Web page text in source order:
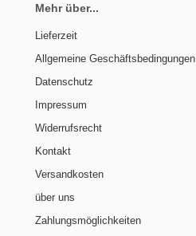
Mehr über...
Lieferzeit
Allgemeine Geschäftsbedingungen
Datenschutz
Impressum
Widerrufsrecht
Kontakt
Versandkosten
über uns
Zahlungsmöglichkeiten